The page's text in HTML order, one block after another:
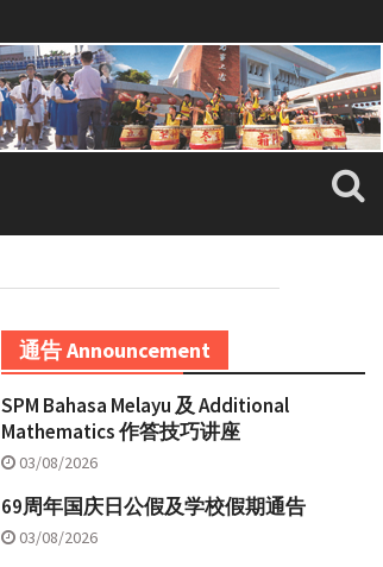
通告 Announcement
SPM Bahasa Melayu 及 Additional
Mathematics 作答技巧讲座
03/08/2026
69周年国庆日公假及学校假期通告
03/08/2026